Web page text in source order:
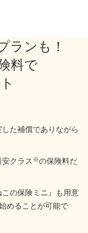
ランも！
料で
た補償でありながら
安クラス
の保険料だ
の保険ミニ』も用意
めることが可能で